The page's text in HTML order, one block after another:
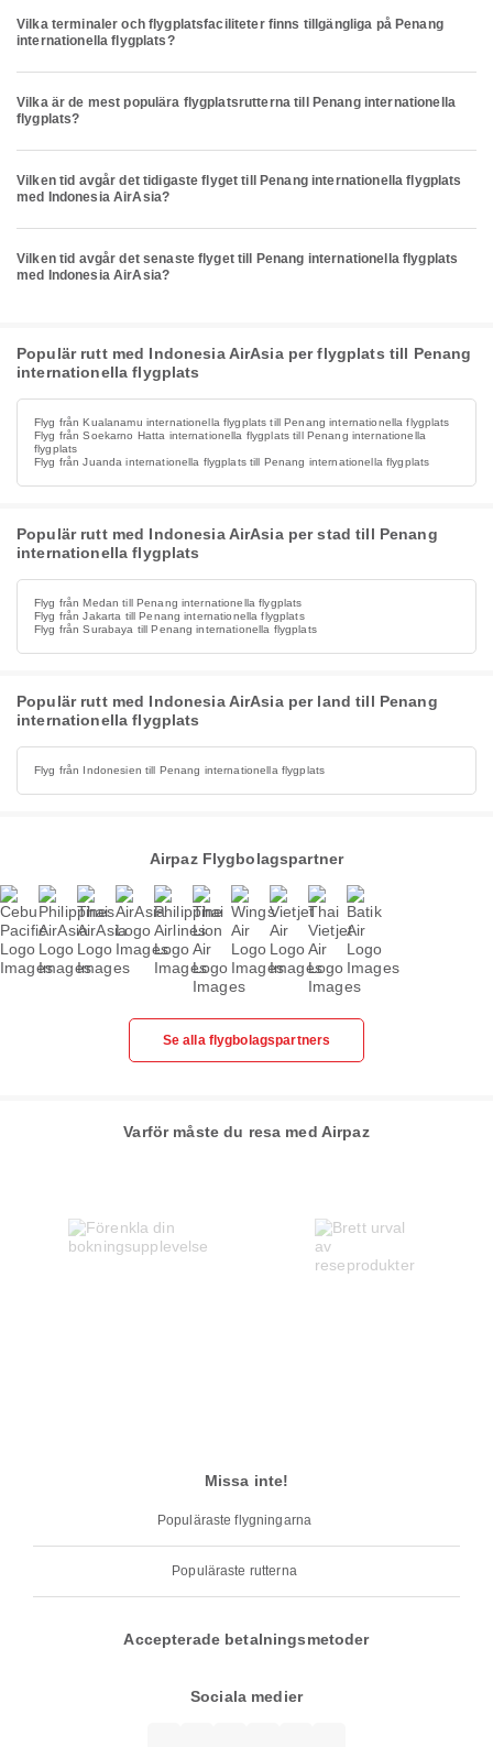
Vilka terminaler och flygplatsfaciliteter finns tillgängliga på Penang
internationella flygplats?
Vilka är de mest populära flygplatsrutterna till Penang internationella
flygplats?
Vilken tid avgår det tidigaste flyget till Penang internationella flygplats
med Indonesia AirAsia?
Vilken tid avgår det senaste flyget till Penang internationella flygplats
med Indonesia AirAsia?
Populär rutt med Indonesia AirAsia per flygplats till Penang
internationella flygplats
Flyg från Kualanamu internationella flygplats till Penang internationella flygplats
Flyg från Soekarno Hatta internationella flygplats till Penang internationella
flygplats
Flyg från Juanda internationella flygplats till Penang internationella flygplats
Populär rutt med Indonesia AirAsia per stad till Penang
internationella flygplats
Flyg från Medan till Penang internationella flygplats
Flyg från Jakarta till Penang internationella flygplats
Flyg från Surabaya till Penang internationella flygplats
Populär rutt med Indonesia AirAsia per land till Penang
internationella flygplats
Flyg från Indonesien till Penang internationella flygplats
Airpaz Flygbolagspartner
Se alla flygbolagspartners
Varför måste du resa med Airpaz
Missa inte!
Populäraste flygningarna
Populäraste rutterna
Accepterade betalningsmetoder
Sociala medier